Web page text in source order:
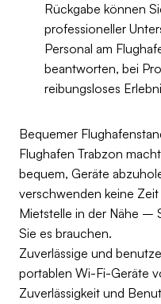
Rückgabe können
professioneller
Personal am
beantworten, bei
reibungsloses
Bequemer
Flughafen Trabzon
bequem, Geräte
verschwenden keine
Mietstelle in der Nähe –
Sie es brauchen.
Zuverlässige und
portablen Wi-Fi-Geräte
Zuverlässigkeit und